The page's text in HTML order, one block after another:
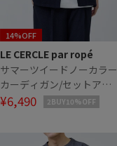
14%OFF
LE CERCLE par ropé
サマーツイードノーカラー
カーディガン/セットアッ
プ対応
¥6,490 2BUY10%OFF